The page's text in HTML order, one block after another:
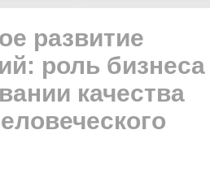
развитие
роль
качества